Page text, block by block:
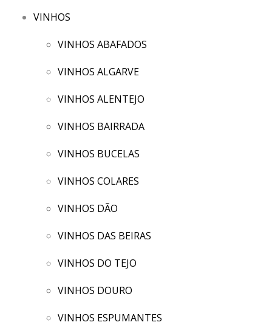
VINHOS
VINHOS ABAFADOS
VINHOS ALGARVE
VINHOS ALENTEJO
VINHOS BAIRRADA
VINHOS BUCELAS
VINHOS COLARES
VINHOS DÃO
VINHOS DAS BEIRAS
VINHOS DO TEJO
VINHOS DOURO
VINHOS ESPUMANTES